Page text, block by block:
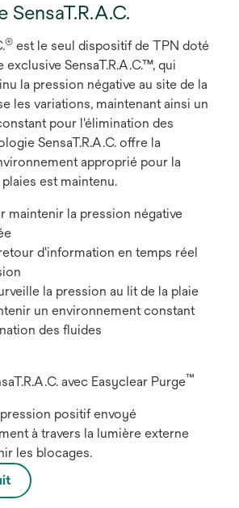
SensaT.R.A.C.
® est le seul dispositif de TPN doté
SensaT.R.A.C.™, qui
la pression négative au site de la
les variations, maintenant ainsi un
pour l'élimination des
SensaT.R.A.C. offre la
approprié pour la
est maintenu.
maintenir la pression négative
d'information en temps réel
la pression au lit de la plaie
un environnement constant
des fluides
avec Easyclear Purge™
pression positif envoyé
à travers la lumière externe
les blocages.